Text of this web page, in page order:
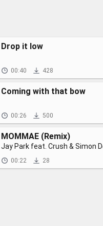
Drop it low
00:40 428
Coming with that bow
00:26 500
MOMMAE (Remix)
Jay Park feat. Crush & Simon
00:22 28